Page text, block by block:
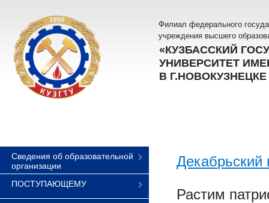
Филиал федерального
учреждения высшего
«КУЗБАССКИЙ
УНИВЕРСИТЕТ
В Г.НОВОКУЗНЕЦКЕ
Сведения об образовательной
организации
ПОСТУПАЮЩЕМУ
Декабрьский
Растим